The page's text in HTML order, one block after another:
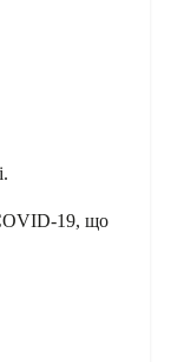
19, що